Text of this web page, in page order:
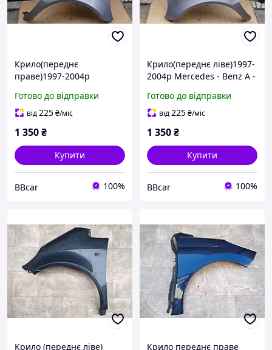
Крило(переднє
праве)1997-2004р
1688800418
Готово до відправки
від225₴/міс
1 350₴
Купити
BBcar 100%
Крило(переднє ліве)1997-
2004р Mercedes - Benz A -
Готово до відправки
від225₴/міс
1 350₴
Купити
BBcar 100%
Крило (переднє ліве)
Крило переднє праве